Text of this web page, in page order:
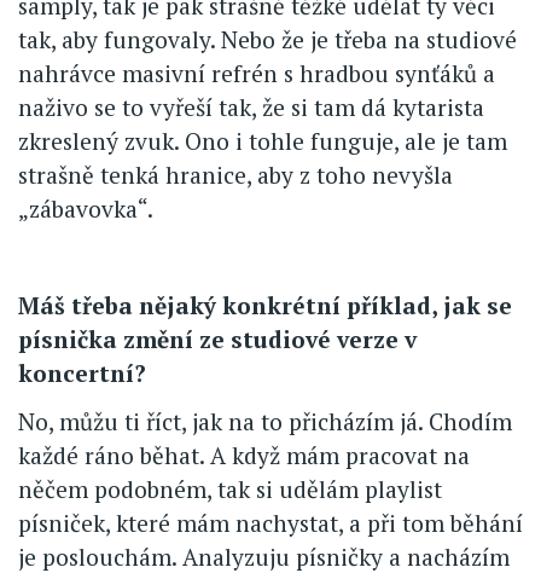
tak, aby fungovaly. Nebo že je třeba na studiové
nahrávce masivní refrén s hradbou synťáků a
naživo se to vyřeší tak, že si tam dá kytarista
zkreslený zvuk. Ono i tohle funguje, ale je tam
strašně tenká hranice, aby z toho nevyšla
„zábavovka“.
Máš třeba nějaký konkrétní příklad, jak se
písnička změní ze studiové verze v
koncertní?
No, můžu ti říct, jak na to přicházím já. Chodím
každé ráno běhat. A když mám pracovat na
něčem podobném, tak si udělám playlist
písniček, které mám nachystat, a při tom běhání
je poslouchám. Analyzuju písničky a nacházím